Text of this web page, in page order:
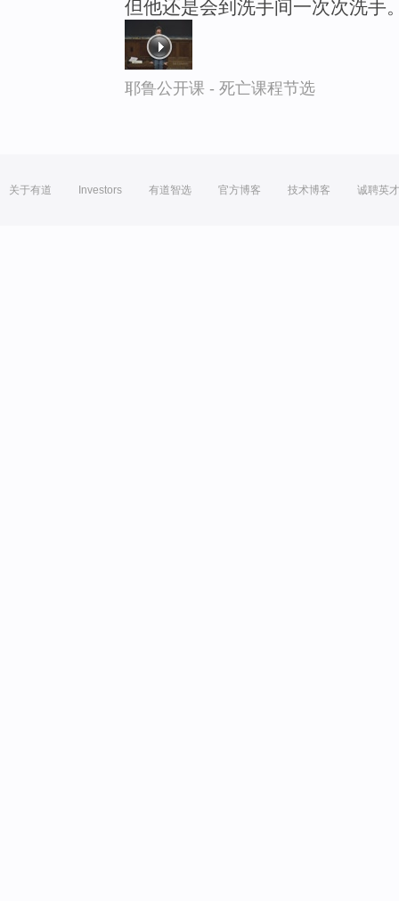
但他还是会到洗手间一次次洗手
耶鲁公开课 - 死亡课程节选
关于有道 Investors 有道智选 官方博客 技术博客 诚聘英才